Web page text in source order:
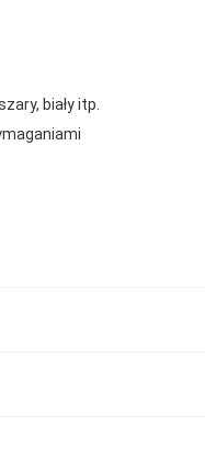
biały itp.